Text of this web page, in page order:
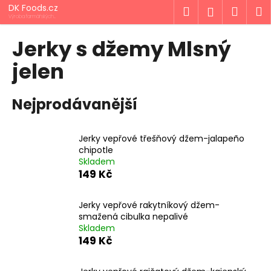
Přejít
na
obsah
DK Foods.cz
Výroba farmářských
produktů z Vysočiny
Hledat
Jerky s džemy Mlsný
jelen
Nejprodávanější
Jerky vepřové třešňový džem-jalapeño
chipotle
Skladem
149 Kč
Jerky vepřové rakytníkový džem-
smažená cibulka nepalivé
Skladem
149 Kč
K
o
C
o
p
o